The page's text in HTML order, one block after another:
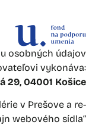
osobných údajov
vykonáva:
29, 04001 Košice
v Prešove a re-
webového sídla“